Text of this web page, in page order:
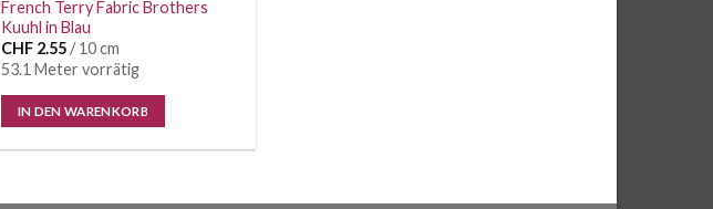
French Terry Fabric Brothers
Kuuhl in Blau
CHF2.55/ 10 cm
53.1 Meter vorrätig
IN DEN WARENKORB